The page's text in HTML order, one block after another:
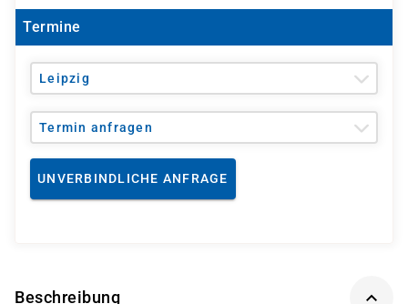
Termine
Leipzig
Termin anfragen
UNVERBINDLICHE ANFRAGE
Beschreibung